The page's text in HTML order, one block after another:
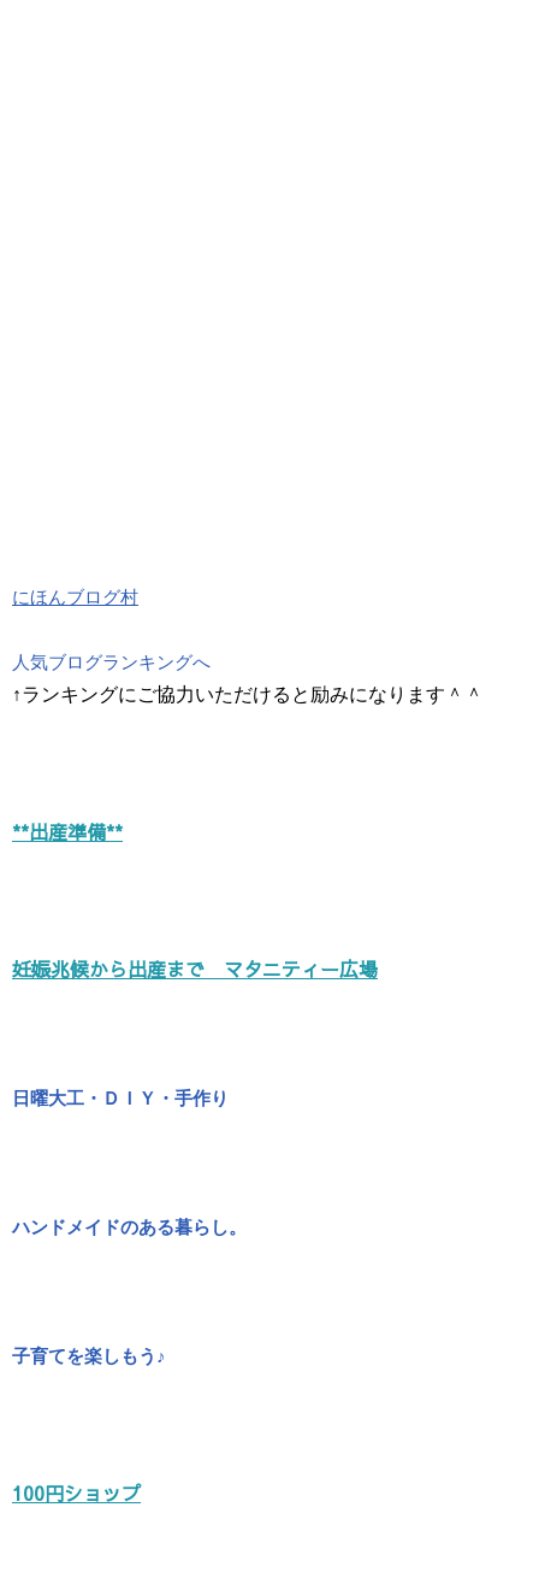
にほんブログ村
人気ブログランキングへ
↑ランキングにご協力いただけると励みになります＾＾
**出産準備**
妊娠兆候から出産まで マタニティー広場
日曜大工・ＤＩＹ・手作り
ハンドメイドのある暮らし。
子育てを楽しもう♪
100円ショップ